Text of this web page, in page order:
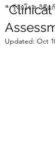
รู้จักโรค-วิธีแ
Updated: Oct